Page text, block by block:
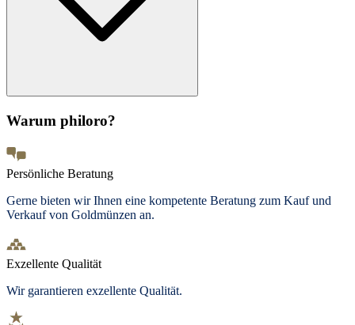
Warum philoro?
Persönliche Beratung
Gerne bieten wir Ihnen eine kompetente Beratung zum Kauf und
Verkauf von Goldmünzen an.
Exzellente Qualität
Wir garantieren exzellente Qualität.